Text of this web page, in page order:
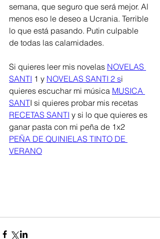
semana, que seguro que será mejor. Al
menos eso le deseo a Ucrania. Terrible
lo que está pasando. Putin culpable
de todas las calamidades.
Si quieres leer mis novelas NOVELAS
SANTI 1 y NOVELAS SANTI 2 si
quieres escuchar mi música MUSICA
SANTI si quieres probar mis recetas
RECETAS SANTI y si lo que quieres es
ganar pasta con mi peña de 1x2
PEÑA DE QUINIELAS TINTO DE
VERANO